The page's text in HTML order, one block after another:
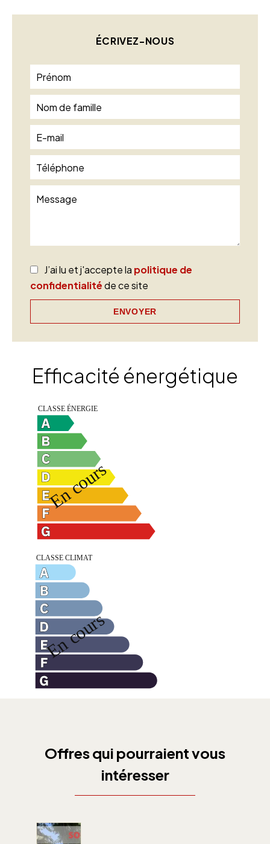
ÉCRIVEZ-NOUS
J’ai lu et j'accepte la politique de
confidentialitéde ce site
ENVOYER
Efficacité énergétique
Offres qui pourraient vous
intéresser